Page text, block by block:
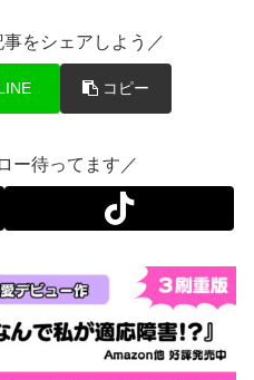
をシェアしよう／
コピー
ー待ってます／